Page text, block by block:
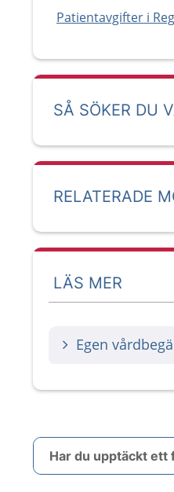
Patientavgifter i
SÅ SÖKER DU
RELATERADE
LÄS MER
Egen
Har du upptäckt ett